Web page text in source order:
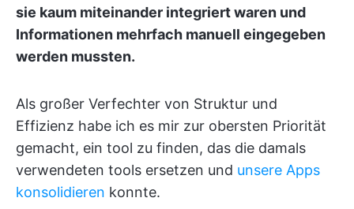
sie kaum miteinander integriert waren und
Informationen mehrfach manuell eingegeben
werden mussten.
Als großer Verfechter von Struktur und
Effizienz habe ich es mir zur obersten Priorität
gemacht, ein tool zu finden, das die damals
verwendeten tools ersetzen und unsere Apps
konsolidieren konnte.